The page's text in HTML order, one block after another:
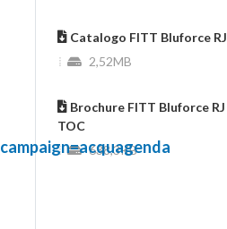
Catalogo FITT Bluforce RJ
2,52MB
Brochure FITT Bluforce RJ
TOC
638,3KB